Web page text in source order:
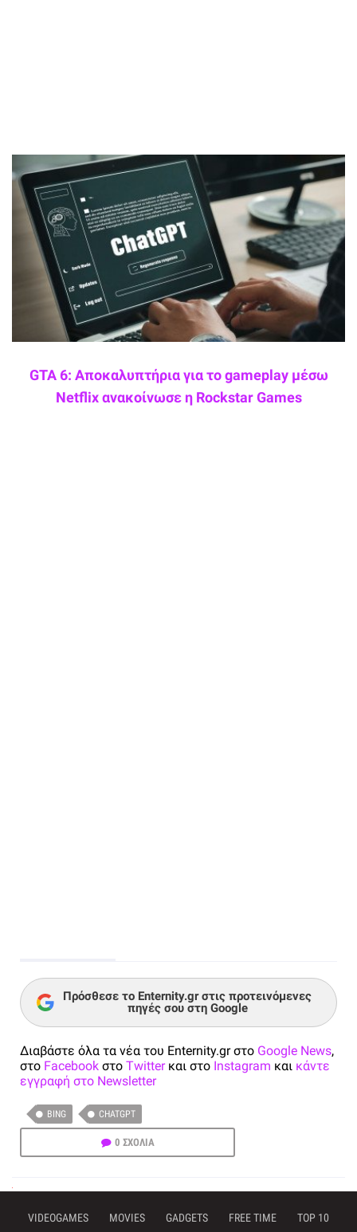
GTA 6: Αποκαλυπτήρια για το gameplay μέσω
Netflix ανακοίνωσε η Rockstar Games
Πρόσθεσε το Enternity.gr στις προτεινόμενες
πηγές σου στη Google
Διαβάστε όλα τα νέα του Enternity.gr στο Google News,
στο Facebook στο Twitterκαι στο Instagram και κάντε
εγγραφή στο Newsletter
BING CHATGPT
0 ΣΧΟΛΙΑ
VIDEOGAMES MOVIES GADGETS FREE TIME
TOP 10